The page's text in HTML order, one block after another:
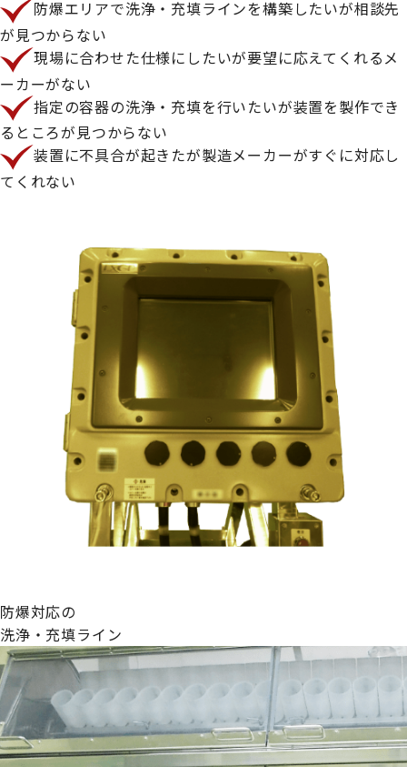
防爆エリアで洗浄・充填ラインを構築したいが相談先
が見つからない
現場に合わせた仕様にしたいが要望に応えてくれるメ
ーカーがない
指定の容器の洗浄・充填を行いたいが装置を製作でき
るところが見つからない
装置に不具合が起きたが製造メーカーがすぐに対応し
てくれない
防爆対応の
洗浄・充填ライン